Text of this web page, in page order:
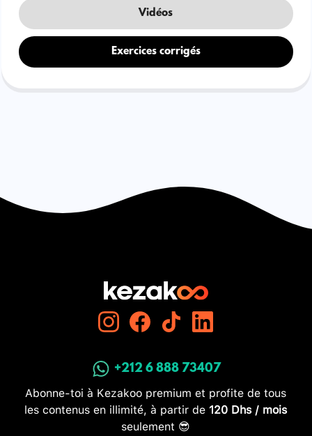
Vidéos
Exercices corrigés
+212 6 888 73407
Abonne-toi à Kezakoo premium et profite de tous
les contenus en illimité, à partir de 120 Dhs / mois
seulement 😎